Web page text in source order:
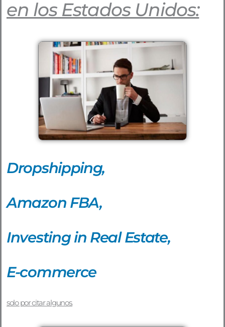
en los Estados Unidos:
Dropshipping,
Amazon FBA,
Investing in Real Estate,
E-commerce
solo por citar algunos.